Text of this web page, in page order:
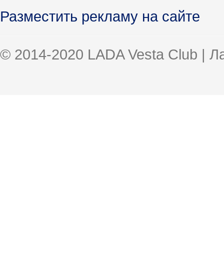
Разместить рекламу на сайте
© 2014-2020 LADA Vesta Club |